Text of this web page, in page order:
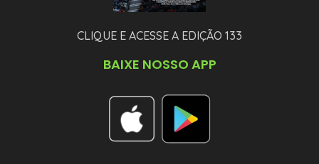
CLIQUE E ACESSE A EDIÇÃO 133
BAIXE NOSSO APP